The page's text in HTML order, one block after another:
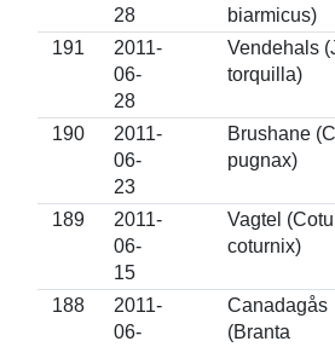
28
biarmicus)
191
2011-
06-
28
Vendehals
torquilla)
190
2011-
06-
23
Brushane
pugnax)
189
2011-
06-
15
Vagtel
coturnix)
188
2011-
06-
Canadagås
(Branta